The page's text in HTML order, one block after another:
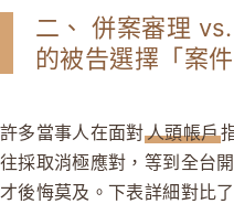
二、 併案審理
的被告選擇「案
許多當事人在面對人頭帳戶
往採取消極應對，等到全台
才後悔莫及。下表詳細對比